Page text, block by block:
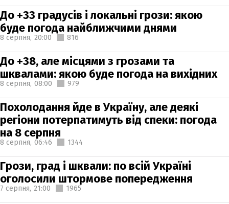
До +33 градусів і локальні грози: якою
буде погода найближчими днями
8 серпня, 20:00 816
До +38, але місцями з грозами та
шквалами: якою буде погода на вихідних
8 серпня, 08:00 979
Похолодання йде в Україну, але деякі
регіони потерпатимуть від спеки: погода
на 8 серпня
8 серпня, 06:46 1344
Грози, град і шквали: по всій Україні
оголосили штормове попередження
7 серпня, 21:00 1965